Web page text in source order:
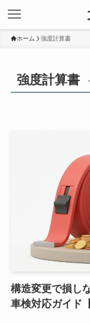
ホーム 強度計算書
強度計算書
構造変更で損し
車検対応ガイド